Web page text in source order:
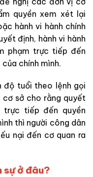
quyền xem xét lại
hành vi hành chính
định, hành vi hành
phạm trực tiếp đến
chính mình.
độ tuổi theo lệnh gọi
cơ sở cho rằng quyết
trực tiếp đến quyền
thì người công dân
nại đến cơ quan ra
sự ở đâu?